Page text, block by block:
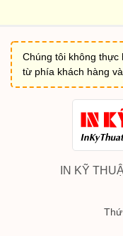
Chúng tôi không thực
từ phía khách hàng
IN KỸ